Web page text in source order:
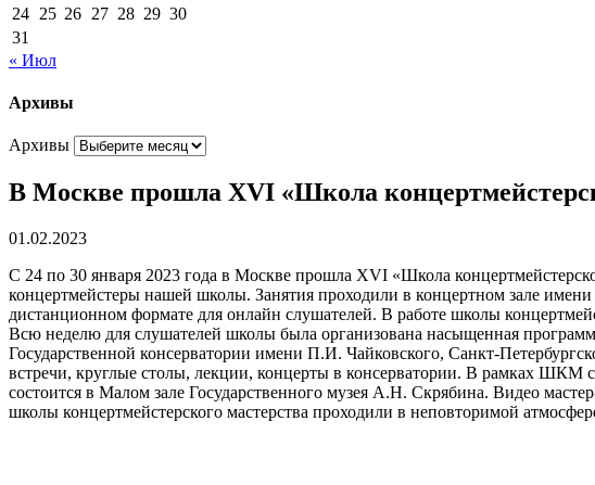
24 25 26 27 28 29 30
31
« Июл
Архивы
Архивы
В Москве прошла XVI «Школа
01.02.2023
С 24 по 30 января 2023 года в Москве прошла XVI «Школа
концертмейстеры нашей школы. Занятия проходили в концертном зале
дистанционном формате для онлайн слушателей. В работе школы
Всю неделю для слушателей школы была организована насыщенная
Государственной консерватории имени П.И. Чайковского, Санкт-
встречи, круглые столы, лекции, концерты в консерватории. В рамках ШКМ
состоится в Малом зале Государственного музея А.Н. Скрябина. Видео
школы концертмейстерского мастерства проходили в неповторимой